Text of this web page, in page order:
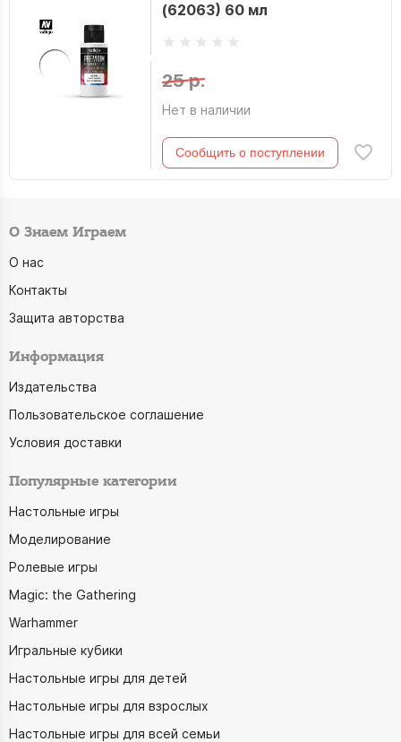
(62063) 60 мл
25 р.
Нет в наличии
Сообщить о поступлении
О Знаем Играем
О нас
Контакты
Защита авторства
Информация
Издательства
Пользовательское соглашение
Условия доставки
Популярные категории
Настольные игры
Моделирование
Ролевые игры
Magic: the Gathering
Warhammer
Игральные кубики
Настольные игры для детей
Настольные игры для взрослых
Настольные игры для всей семьи